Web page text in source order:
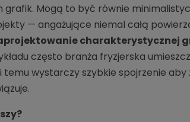
Mogą to być równie
— angażujące niemal całą
charakterystycznej
często branża fryzjerska
temu wystarczy szybkie spojrzenie